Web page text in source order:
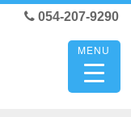
054-207-9290
MENU